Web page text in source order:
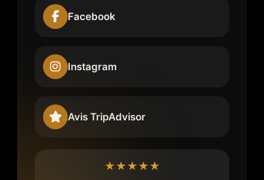
Facebook
Instagram
Avis TripAdvisor
★★★★★